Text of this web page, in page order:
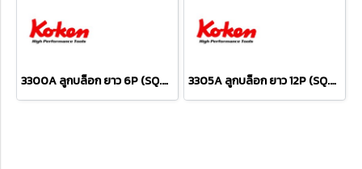
3300A ลูกบล็อก ยาว 6P (SQ.DR.3/8") Deep Sockets 3305A ลูกบล็อก ยาว 12P (SQ.DR.3/8") Deep Sockets